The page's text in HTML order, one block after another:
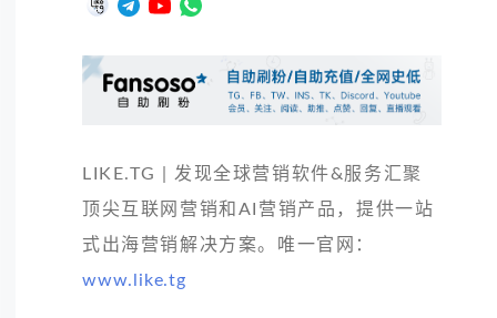
LIKE.TG | 发现全球营销软件&服务汇聚
顶尖互联网营销和AI营销产品，提供一站
式出海营销解决方案。唯一官网：
www.like.tg